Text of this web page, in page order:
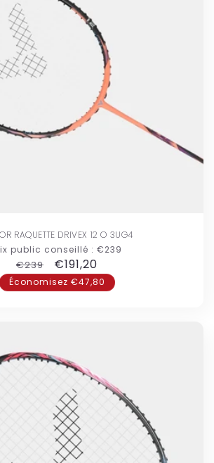
RAQUETTE DRIVEX 12 O 3UG4
public conseillé : €239
Prix
habituel
€239
Prix
promotionnel
€191,20
Économisez €47,80